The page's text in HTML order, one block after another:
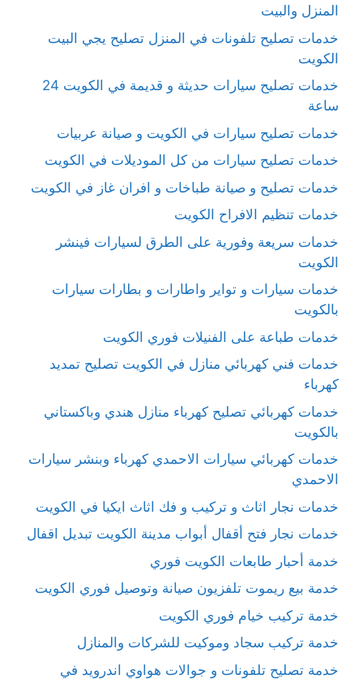
المنزل والبيت
خدمات تصليح تلفونات في المنزل تصليح يجي البيت
الكويت
خدمات تصليح سيارات حديثة و قديمة في الكويت 24
ساعة
خدمات تصليح سيارات في الكويت و صيانة عربيات
خدمات تصليح سيارات من كل الموديلات في الكويت
خدمات تصليح و صيانة طباخات و افران غاز في الكويت
خدمات تنظيم الافراح الكويت
خدمات سريعة وفورية على الطرق لسيارات فينشر
الكويت
خدمات سيارات و تواير واطارات و بطارات سيارات
بالكويت
خدمات طباعة على الفنيلات فوري الكويت
خدمات فني كهربائي منازل في الكويت تصليح تمديد
كهرباء
خدمات كهربائي تصليح كهرباء منازل هندي وباكستاني
بالكويت
خدمات كهربائي سيارات الاحمدي كهرباء وبنشر سيارات
الاحمدي
خدمات نجار اثاث و تركيب و فك اثاث ايكيا في الكويت
خدمات نجار فتح أقفال أبواب مدينة الكويت تبديل اقفال
خدمة أحبار طابعات الكويت فوري
خدمة بيع ريموت تلفزيون صيانة وتوصيل فوري الكويت
خدمة تركيب خيام فوري الكويت
خدمة تركيب سجاد وموكيت للشركات والمنازل
خدمة تصليح تلفونات و جوالات هواوي اندرويد في